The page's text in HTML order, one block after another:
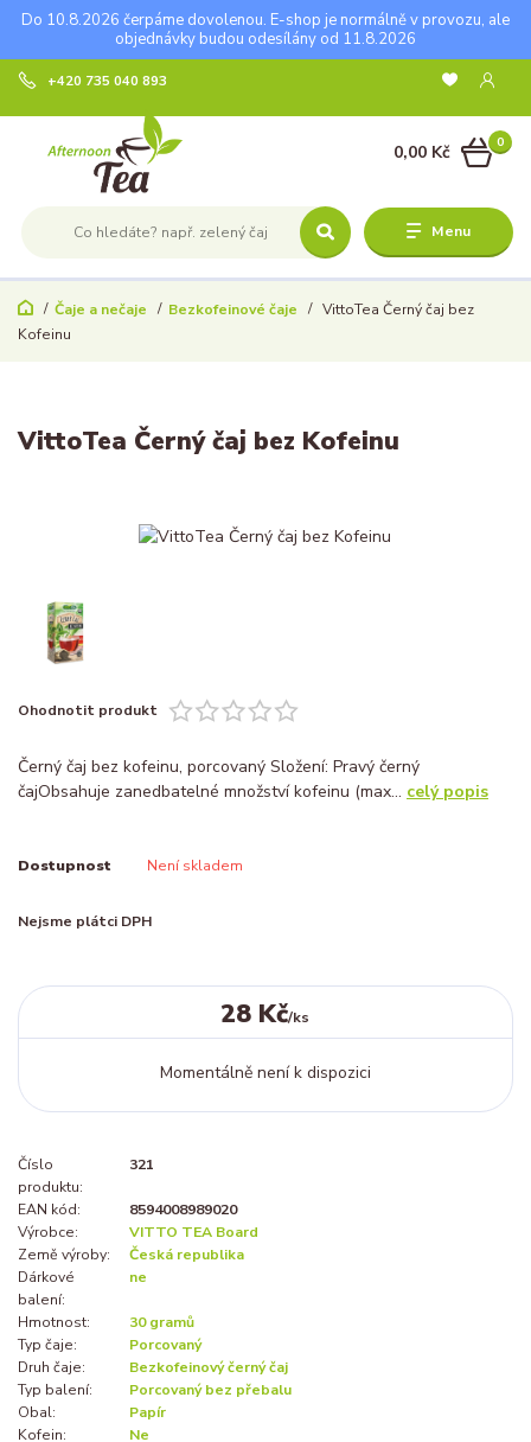
Do 10.8.2026 čerpáme dovolenou. E-shop je normálně v provozu, ale
objednávky budou odesílány od 11.8.2026
Menu
+420 735 040 893
0
0,00 Kč
Čaje a nečaje Bezkofeinové čaje
VittoTea Černý čaj bez
Kofeinu
VittoTea Černý čaj bez Kofeinu
Ohodnotit produkt
Černý čaj bez kofeinu, porcovaný Složení: Pravý černý
čajObsahuje zanedbatelné množství kofeinu (max... celý popis
Dostupnost Není skladem
Nejsme plátci DPH
28 Kč/ks
Momentálně není k dispozici
Číslo
produktu:
321
EAN kód:
8594008989020
Výrobce:
VITTO TEA Board
Země výroby:
Česká republika
Dárkové
balení:
ne
Hmotnost:
30 gramů
Typ čaje:
Porcovaný
Druh čaje:
Bezkofeinový černý čaj
Typ balení:
Porcovaný bez přebalu
Obal:
Papír
Kofein:
Ne